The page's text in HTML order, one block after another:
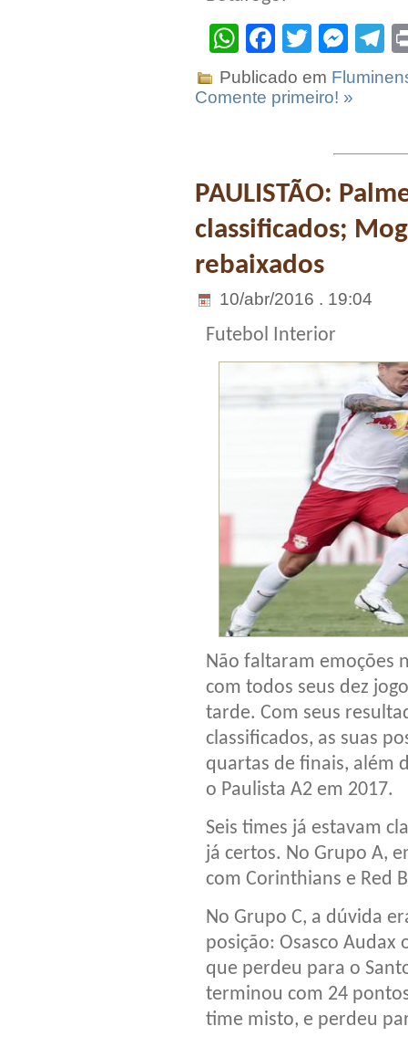
WhatsApp
Facebook
Twitter
Publicado em
Comente primeiro! »
PAULISTÃO:
classificados;
rebaixados
10/abr/2016 . 19:04
Futebol Interior
Não faltaram emoções
com todos seus dez
tarde. Com seus
classificados, as suas
quartas de finais, além
o Paulista A2 em 2017.
Seis times já estavam
já certos. No Grupo A,
com Corinthians e Red
No Grupo C, a dúvida
posição: Osasco Audax
que perdeu para o
terminou com 24
time misto, e perdeu